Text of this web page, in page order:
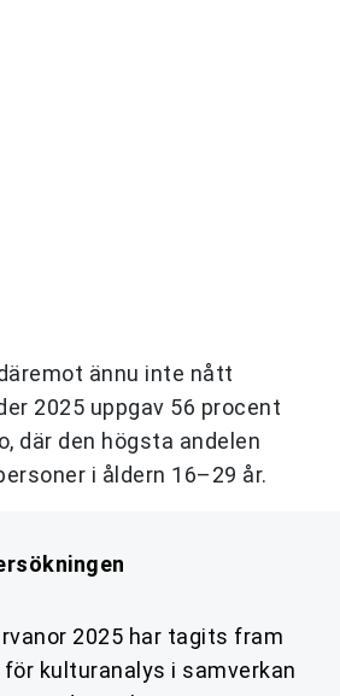
ännu inte nått
2025 uppgav 56 procent
där den högsta andelen
i åldern 16–29 år.
2025 har tagits fram
kulturanalys i samverkan